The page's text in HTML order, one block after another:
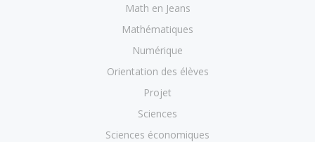
Math en Jeans
Mathématiques
Numérique
Orientation des élèves
Projet
Sciences
Sciences économiques